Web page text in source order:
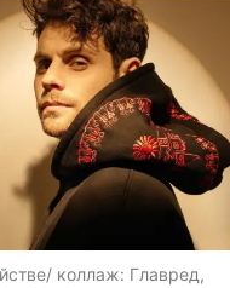
коллаж: Главред,